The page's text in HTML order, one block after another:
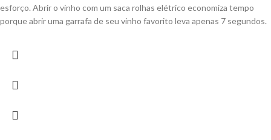
esforço. Abrir o vinho com um saca rolhas elétrico economiza tempo
porque abrir uma garrafa de seu vinho favorito leva apenas 7 segundos.